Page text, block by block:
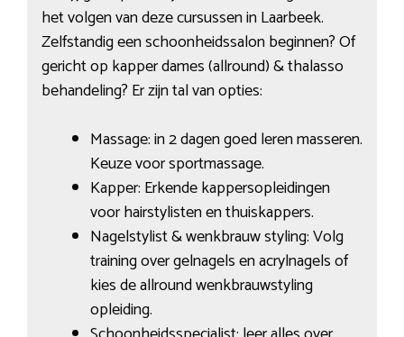
het volgen van deze cursussen in Laarbeek.
Zelfstandig een schoonheidssalon beginnen? Of
gericht op kapper dames (allround) & thalasso
behandeling? Er zijn tal van opties:
Massage: in 2 dagen goed leren masseren.
Keuze voor sportmassage.
Kapper: Erkende kappersopleidingen
voor hairstylisten en thuiskappers.
Nagelstylist & wenkbrauw styling: Volg
training over gelnagels en acrylnagels of
kies de allround wenkbrauwstyling
opleiding.